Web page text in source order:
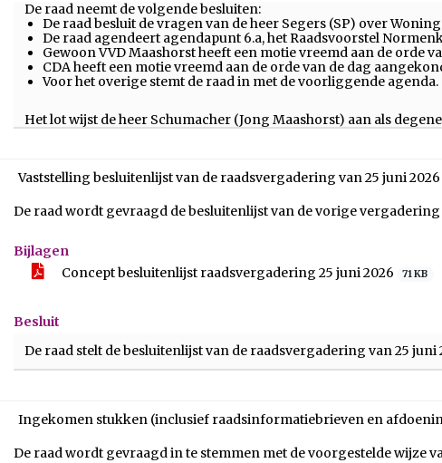
De raad neemt de volgende besluiten:
De raad besluit de vragen van de heer Segers (SP) over
De raad agendeert agendapunt 6.a, het Raadsvoorstel
Gewoon VVD Maashorst heeft een motie vreemd aan de
CDA heeft een motie vreemd aan de orde van de dag
Voor het overige stemt de raad in met de voorliggende agenda.
Het lot wijst de heer Schumacher (Jong Maashorst) aan als
Vaststelling besluitenlijst van de raadsvergadering van 25 juni 2026
De raad wordt gevraagd de besluitenlijst van de vorige vergadering
Bijlagen
Concept besluitenlijst raadsvergadering 25 juni 2026
71 KB
Besluit
De raad stelt de besluitenlijst van de raadsvergadering van 25
Ingekomen stukken (inclusief raadsinformatiebrieven en
De raad wordt gevraagd in te stemmen met de voorgestelde wijze